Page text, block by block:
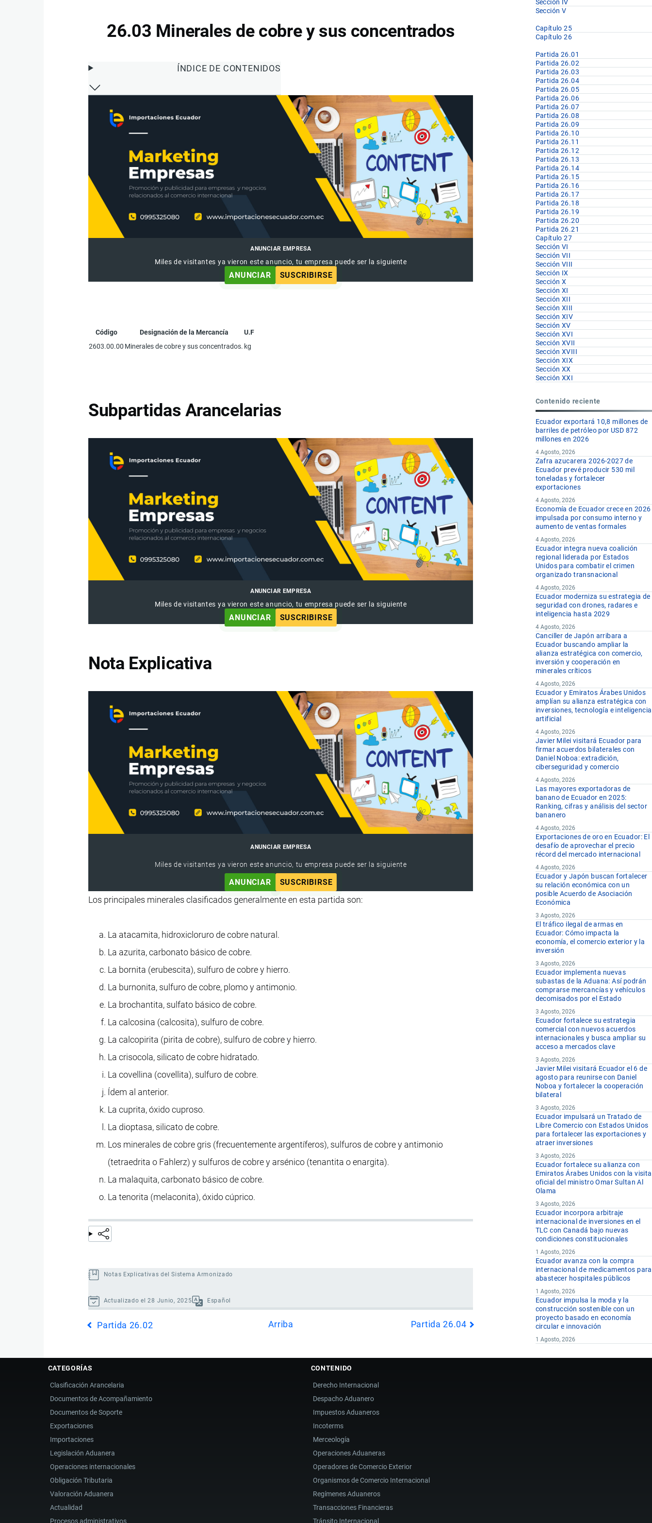
26.03 Minerales de cobre y sus concentrados
ÍNDICE DE CONTENIDOS
ANUNCIAR EMPRESA
Miles de visitantes ya vieron este anuncio, tu empresa puede ser la siguiente
ANUNCIAR SUSCRIBIRSE
Código Designación de la Mercancía
U.F
2603.00.00 Minerales de cobre y sus concentrados. kg
Subpartidas Arancelarias
ANUNCIAR EMPRESA
Miles de visitantes ya vieron este anuncio, tu empresa puede ser la siguiente
ANUNCIAR SUSCRIBIRSE
Nota Explicativa
ANUNCIAR EMPRESA
Miles de visitantes ya vieron este anuncio, tu empresa puede ser la siguiente
ANUNCIAR SUSCRIBIRSE
Los principales minerales clasificados generalmente en esta partida son:
La atacamita, hidroxicloruro de cobre natural.
La azurita, carbonato básico de cobre.
La bornita (erubescita), sulfuro de cobre y hierro.
La burnonita, sulfuro de cobre, plomo y antimonio.
La brochantita, sulfato básico de cobre.
La calcosina (calcosita), sulfuro de cobre.
La calcopirita (pirita de cobre), sulfuro de cobre y hierro.
La crisocola, silicato de cobre hidratado.
La covellina (covellita), sulfuro de cobre.
Ídem al anterior.
La cuprita, óxido cuproso.
La dioptasa, silicato de cobre.
Los minerales de cobre gris (frecuentemente argentíferos), sulfuros de cobre y antimonio
(tetraedrita o Fahlerz) y sulfuros de cobre y arsénico (tenantita o enargita).
La malaquita, carbonato básico de cobre.
La tenorita (melaconita), óxido cúprico.
Notas Explicativas del Sistema Armonizado
Actualizado el 28 Junio, 2025 Español
transversales
para
Partida 26.02 Arriba Partida 26.04
Sección IV
Sección V
Capítulo 25
Capítulo 26
Partida 26.01
Partida 26.02
Partida 26.03
Partida 26.04
Partida 26.05
Partida 26.06
Partida 26.07
Partida 26.08
Partida 26.09
Partida 26.10
Partida 26.11
Partida 26.12
Partida 26.13
Partida 26.14
Partida 26.15
Partida 26.16
Partida 26.17
Partida 26.18
Partida 26.19
Partida 26.20
Partida 26.21
Capítulo 27
Sección VI
Sección VII
Sección VIII
Sección IX
Sección X
Sección XI
Sección XII
Sección XIII
Sección XIV
Sección XV
Sección XVI
Sección XVII
Sección XVIII
Sección XIX
Sección XX
Sección XXI
Contenido reciente
Ecuador exportará 10,8 millones de
barriles de petróleo por USD 872
millones en 2026
4 Agosto, 2026
Zafra azucarera 2026-2027 de
Ecuador prevé producir 530 mil
toneladas y fortalecer
exportaciones
4 Agosto, 2026
Economía de Ecuador crece en 2026
impulsada por consumo interno y
aumento de ventas formales
4 Agosto, 2026
Ecuador integra nueva coalición
regional liderada por Estados
Unidos para combatir el crimen
organizado transnacional
4 Agosto, 2026
Ecuador moderniza su estrategia de
seguridad con drones, radares e
inteligencia hasta 2029
4 Agosto, 2026
Canciller de Japón arribara a
Ecuador buscando ampliar la
alianza estratégica con comercio,
inversión y cooperación en
minerales críticos
4 Agosto, 2026
Ecuador y Emiratos Árabes Unidos
amplían su alianza estratégica con
inversiones, tecnología e inteligencia
artificial
4 Agosto, 2026
Javier Milei visitará Ecuador para
firmar acuerdos bilaterales con
Daniel Noboa: extradición,
ciberseguridad y comercio
4 Agosto, 2026
Las mayores exportadoras de
banano de Ecuador en 2025:
Ranking, cifras y análisis del sector
bananero
4 Agosto, 2026
Exportaciones de oro en Ecuador: El
desafío de aprovechar el precio
récord del mercado internacional
4 Agosto, 2026
Ecuador y Japón buscan fortalecer
su relación económica con un
posible Acuerdo de Asociación
Económica
3 Agosto, 2026
El tráfico ilegal de armas en
Ecuador: Cómo impacta la
economía, el comercio exterior y la
inversión
3 Agosto, 2026
Ecuador implementa nuevas
subastas de la Aduana: Así podrán
comprarse mercancías y vehículos
decomisados por el Estado
3 Agosto, 2026
Ecuador fortalece su estrategia
comercial con nuevos acuerdos
internacionales y busca ampliar su
acceso a mercados clave
3 Agosto, 2026
Javier Milei visitará Ecuador el 6 de
agosto para reunirse con Daniel
Noboa y fortalecer la cooperación
bilateral
3 Agosto, 2026
Ecuador impulsará un Tratado de
Libre Comercio con Estados Unidos
para fortalecer las exportaciones y
atraer inversiones
3 Agosto, 2026
Ecuador fortalece su alianza con
Emiratos Árabes Unidos con la visita
oficial del ministro Omar Sultan Al
Olama
3 Agosto, 2026
Ecuador incorpora arbitraje
internacional de inversiones en el
TLC con Canadá bajo nuevas
condiciones constitucionales
1 Agosto, 2026
Ecuador avanza con la compra
internacional de medicamentos para
abastecer hospitales públicos
1 Agosto, 2026
Ecuador impulsa la moda y la
construcción sostenible con un
proyecto basado en economía
circular e innovación
1 Agosto, 2026
CATEGORÍAS
Clasificación Arancelaria
Documentos de Acompañamiento
Documentos de Soporte
Exportaciones
Importaciones
Legislación Aduanera
Operaciones internacionales
Obligación Tributaria
Valoración Aduanera
Actualidad
Procesos administrativos
CONTENIDO
Derecho Internacional
Despacho Aduanero
Impuestos Aduaneros
Incoterms
Merceología
Operaciones Aduaneras
Operadores de Comercio Exterior
Organismos de Comercio Internacional
Regímenes Aduaneros
Transacciones Financieras
Tránsito Internacional